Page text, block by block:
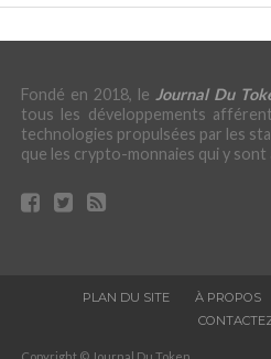
Fondé en 2018, le Journal Du
tous les développements
technologies propulsées par les
que les crypto-monnaies qui y sont
PLAN DU SITE À PROPOS